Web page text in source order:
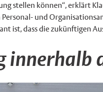
stellen können“, erklärt
und
ist, dass die zukünftigen
innerhalb